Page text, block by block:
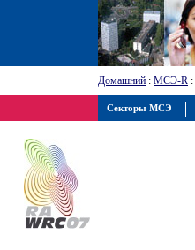
Домашний : МСЭ-R :
Секторы МСЭ